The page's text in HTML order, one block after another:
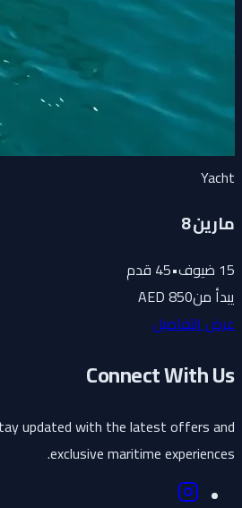
Yacht
مارين 8
15ضيوف•
45قدم
يبدأ من850 AED
عرض التفاصيل
Connect With Us
updated with the latest offers and
exclusive maritime experiences.